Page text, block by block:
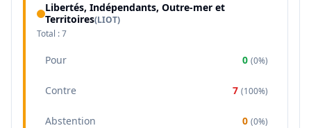
Libertés, Indépendants, Outre-mer et
Territoires(LIOT)
Total :7
Pour 0 (0%)
Contre 7 (100%)
Abstention 0 (0%)